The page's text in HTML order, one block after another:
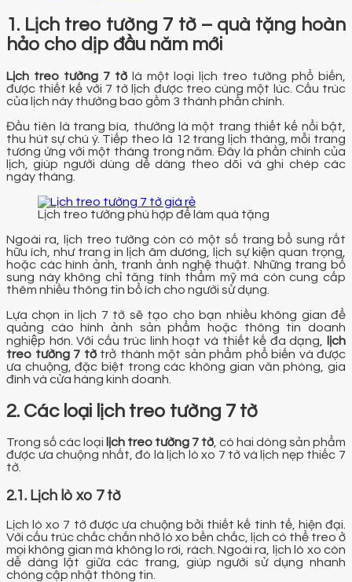
1. Lịch treo tường 7 tờ – quà tặng hoàn
hảo cho dịp đầu năm mới
Lịch treo tường 7 tờlà một loại lịch treo tường phổ biến,
được thiết kế với 7 tờ lịch được treo cùng một lúc. Cấu trúc
của lịch này thường bao gồm 3 thành phần chính.
Đầu tiên là trang bìa, thường là một trang thiết kế nổi bật,
thu hút sự chú ý. Tiếp theo là 12 trang lịch tháng, mỗi trang
tương ứng với một tháng trong năm. Đây là phần chính của
lịch, giúp người dùng dễ dàng theo dõi và ghi chép các
ngày tháng.
Lịch treo tường phù hợp để làm quà tặng
Ngoài ra, lịch treo tường còn có một số trang bổ sung rất
hữu ích, như trang in lịch âm dương, lịch sự kiện quan trọng,
hoặc các hình ảnh, tranh ảnh nghệ thuật. Những trang bổ
sung này không chỉ tăng tính thẩm mỹ mà còn cung cấp
thêm nhiều thông tin bổ ích cho người sử dụng.
Lựa chọn in lịch 7 tờ sẽ tạo cho bạn nhiều không gian để
quảng cáo hình ảnh sản phẩm hoặc thông tin doanh
nghiệp hơn. Với cấu trúc linh hoạt và thiết kế đa dạng,
lịch
treo tường 7 tờtrở thành một sản phẩm phổ biến và được
ưa chuộng, đặc biệt trong các không gian văn phòng, gia
đình và cửa hàng kinh doanh.
2. Các loại lịch treo tường 7 tờ
Trong số các loại lịch treo tường 7 tờ, có hai dòng sản phẩm
được ưa chuộng nhất, đó là lịch lò xo 7 tờ và lịch nẹp thiếc 7
tờ.
2.1. Lịch lò xo 7 tờ
Lịch lò xo 7 tờ được ưa chuộng bởi thiết kế tinh tế, hiện đại.
Với cấu trúc chắc chắn nhờ lò xo bền chắc, lịch có thể treo ở
mọi không gian mà không lo rơi, rách. Ngoài ra, lịch lò xo còn
dễ dàng lật giữa các trang, giúp người sử dụng nhanh
chóng cập nhật thông tin.